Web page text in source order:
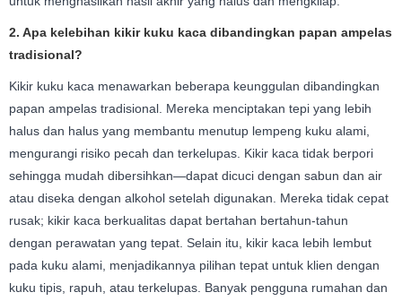
2. Apa kelebihan kikir kuku kaca dibandingkan papan ampelas
tradisional?
Kikir kuku kaca menawarkan beberapa keunggulan dibandingkan
papan ampelas tradisional. Mereka menciptakan tepi yang lebih
halus dan halus yang membantu menutup lempeng kuku alami,
mengurangi risiko pecah dan terkelupas. Kikir kaca tidak berpori
sehingga mudah dibersihkan—dapat dicuci dengan sabun dan air
atau diseka dengan alkohol setelah digunakan. Mereka tidak cepat
rusak; kikir kaca berkualitas dapat bertahan bertahun-tahun
dengan perawatan yang tepat. Selain itu, kikir kaca lebih lembut
pada kuku alami, menjadikannya pilihan tepat untuk klien dengan
kuku tipis, rapuh, atau terkelupas. Banyak pengguna rumahan dan